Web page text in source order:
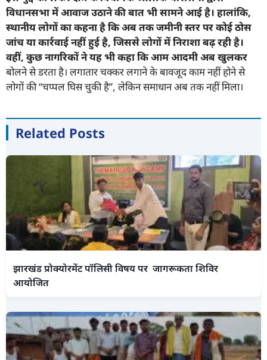
विधानसभा में आवाज उठाने की बात भी सामने आई है। हालांकि,
स्थानीय लोगों का कहना है कि अब तक जमीनी स्तर पर कोई ठोस
जांच या कार्रवाई नहीं हुई है, जिससे लोगों में निराशा बढ़ रही है।
वहीं, कुछ नागरिकों ने यह भी कहा कि आम आदमी अब खुलकर
बोलने से डरता है। लगातार चक्कर लगाने के बावजूद काम नहीं होने से
लोगों की “चप्पल घिस चुकी है”, लेकिन समाधान अब तक नहीं मिला।
Related Posts
झारखंड प्रोक्योरमेंट पॉलिसी विषय पर जागरूकता शिविर
आयोजित